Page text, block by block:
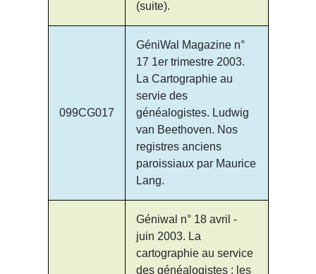
(suite).
099CG017
GéniWal Magazine n°
17 1er trimestre 2003.
La Cartographie au
servie des
généalogistes. Ludwig
van Beethoven. Nos
registres anciens
paroissiaux par Maurice
Lang.
Géniwal n° 18 avril -
juin 2003. La
cartographie au service
des généalogistes : les